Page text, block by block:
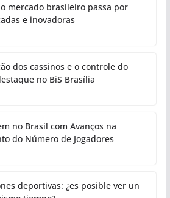
mercado brasileiro passa por
e inovadoras
dos cassinos e o controle do
no BiS Brasília
no Brasil com Avanços na
do Número de Jogadores
deportivas: ¿es posible ver un